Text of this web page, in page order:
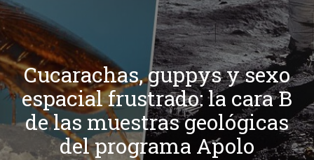
Cucarachas, guppys y sexo
espacial frustrado: la cara B
de las muestras geológicas
del programa Apolo